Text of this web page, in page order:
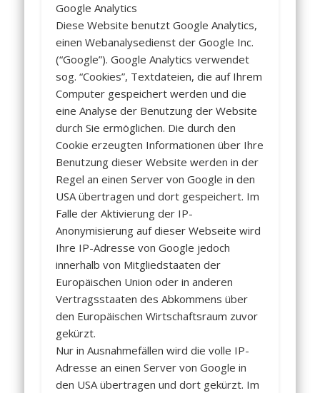
Google Analytics
Diese Website benutzt Google Analytics,
einen Webanalysedienst der Google Inc.
(“Google”). Google Analytics verwendet
sog. “Cookies”, Textdateien, die auf Ihrem
Computer gespeichert werden und die
eine Analyse der Benutzung der Website
durch Sie ermöglichen. Die durch den
Cookie erzeugten Informationen über Ihre
Benutzung dieser Website werden in der
Regel an einen Server von Google in den
USA übertragen und dort gespeichert. Im
Falle der Aktivierung der IP-
Anonymisierung auf dieser Webseite wird
Ihre IP-Adresse von Google jedoch
innerhalb von Mitgliedstaaten der
Europäischen Union oder in anderen
Vertragsstaaten des Abkommens über
den Europäischen Wirtschaftsraum zuvor
gekürzt.
Nur in Ausnahmefällen wird die volle IP-
Adresse an einen Server von Google in
den USA übertragen und dort gekürzt. Im